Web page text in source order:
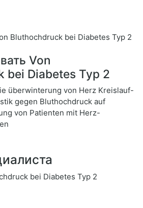
Von
bei Diabetes Typ 2
überwinterung von Herz Kreislauf-
gegen Bluthochdruck auf
von Patienten mit Herz-
bei Diabetes Typ 2